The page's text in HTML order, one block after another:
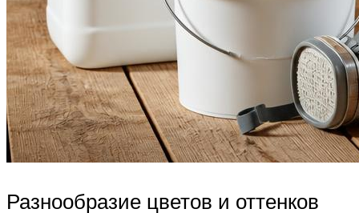
Разнообразие цветов и оттенков